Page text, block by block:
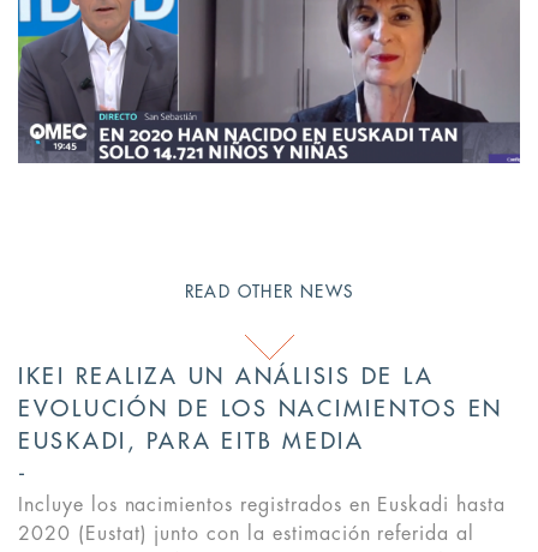
READ OTHER NEWS
IKEI REALIZA UN ANÁLISIS DE LA
EVOLUCIÓN DE LOS NACIMIENTOS EN
EUSKADI, PARA EITB MEDIA
Incluye los nacimientos registrados en Euskadi hasta
2020 (Eustat) junto con la estimación referida al